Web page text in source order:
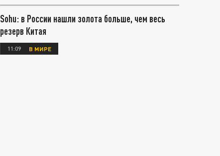
Sohu: в России нашли золота больше, чем весь
резерв Китая
11:09 В МИРЕ